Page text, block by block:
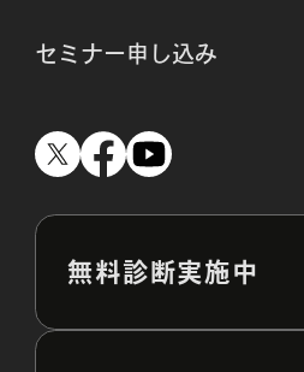
セミナー申し込み
無料診断実施中